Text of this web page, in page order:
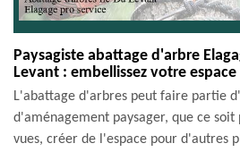
Paysagiste abattage d'arbre
Levant : embellissez votre
L'abattage d'arbres peut faire partie
d'aménagement paysager, que ce
vues, créer de l'espace pour d'autres